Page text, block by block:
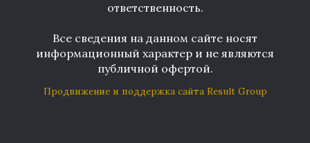
ответственность.
Все сведения на данном сайте носят
информационный характер и не являются
публичной офертой.
Продвижение и поддержка сайта Result Group